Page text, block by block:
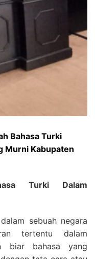
Bahasa Turki
Murni Kabupaten
Turki Dalam
sebuah negara
tertentu dalam
biar bahasa yang